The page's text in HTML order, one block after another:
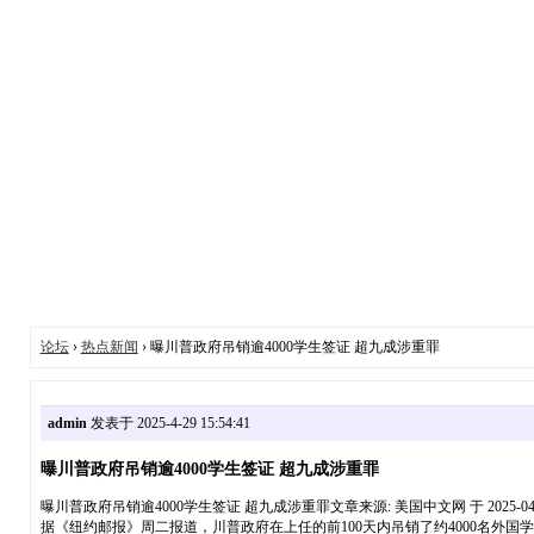
论坛› 热点新闻 › 曝川普政府吊销逾4000学生签证 超九成涉重罪
admin发表于 2025-4-29 15:54:41
曝川普政府吊销逾4000学生签证 超九成涉重罪
曝川普政府吊销逾4000学生签证 超九成涉重罪文章来源: 美国中文网 于 2025-
据《纽约邮报》周二报道，川普政府在上任的前100天内吊销了约4000名外国